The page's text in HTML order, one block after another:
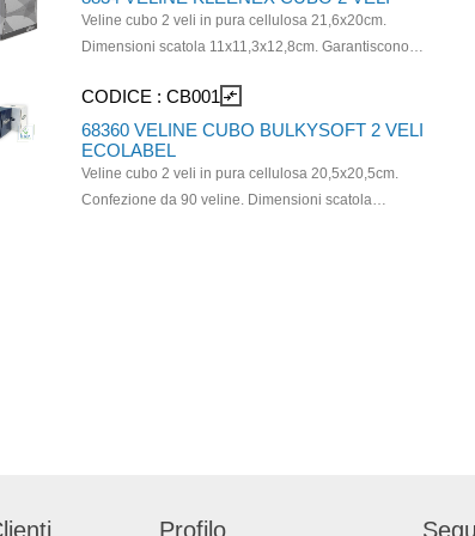
Veline cubo 2 veli in pura cellulosa 21,6x20cm.
Dimensioni scatola 11x11,3x12,8cm. Garantiscono
costi grazie al sistema di dispensazione a strappi
singoli. Le veline Kleenex® sono certificate FSC.
CODICE : CB001 compare_arrows
68360 VELINE CUBO BULKYSOFT 2 VELI
ECOLABEL
Veline cubo 2 veli in pura cellulosa 20,5x20,5cm.
Confezione da 90 veline. Dimensioni scatola
Profilo